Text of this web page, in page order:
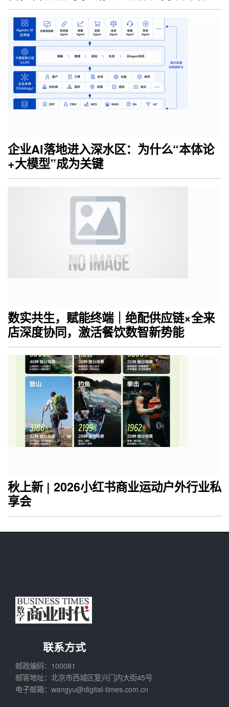
企业AI落地进入深水区：为什么“本体论
+大模型”成为关键
数实共生，赋能终端｜绝配供应链×全来
店深度协同，激活餐饮数智新势能
秋上新 | 2026小红书商业运动户外行业私
享会
联系方式
邮政编码：100081
邮寄地址：北京市西城区复兴门内大街45号
电子邮箱：wangyu@digital-times.com.cn